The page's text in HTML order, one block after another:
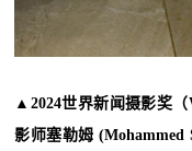
▲2024世界新闻摄影奖
影师塞勒姆 (Mohammed